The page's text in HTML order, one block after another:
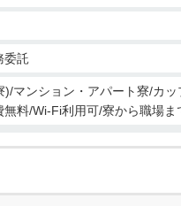
委託
)/マンション・アパート寮/カ
無料/Wi-Fi利用可/寮から職場ま